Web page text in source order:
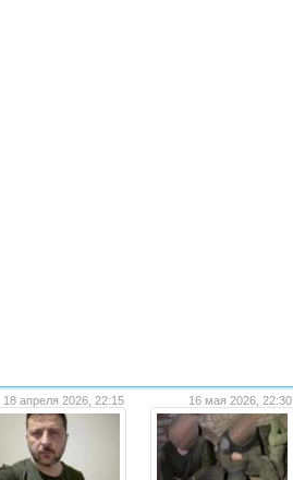
18 апреля 2026, 22:15 16 мая 2026, 22:30